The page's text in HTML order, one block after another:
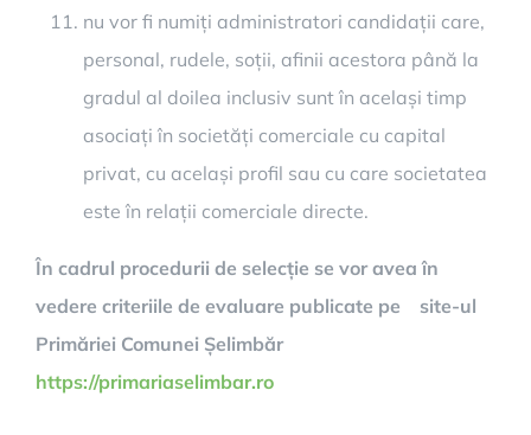
nu vor fi numiți administratori candidații care,
personal, rudele, soții, afinii acestora până la
gradul al doilea inclusiv sunt în același timp
asociați în societăți comerciale cu capital
privat, cu același profil sau cu care societatea
este în relații comerciale directe.
În cadrul procedurii de selecție se vor avea în
vedere criteriile de evaluare publicate pe site-ul
Primăriei Comunei Șelimbăr
https://primariaselimbar.ro